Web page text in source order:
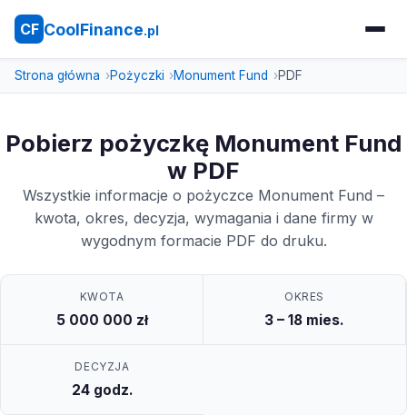
CF CoolFinance.pl
Strona główna Pożyczki Monument Fund PDF
Pobierz pożyczkę Monument Fund
w PDF
Wszystkie informacje o pożyczce Monument Fund –
kwota, okres, decyzja, wymagania i dane firmy w
wygodnym formacie PDF do druku.
KWOTA
5 000 000 zł
OKRES
3 – 18 mies.
DECYZJA
24 godz.